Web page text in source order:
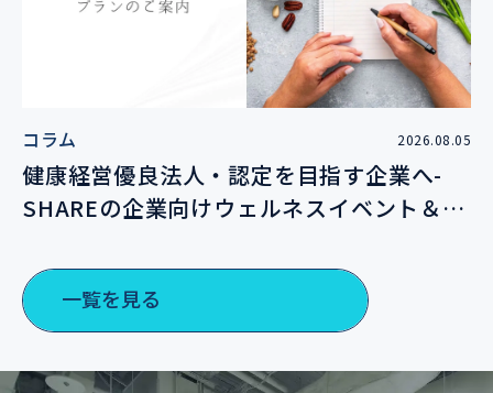
コラム 2026.08.05
健康経営優良法人・認定を目指す企業へ-
SHAREの企業向けウェルネスイベント＆サ
一覧を見る